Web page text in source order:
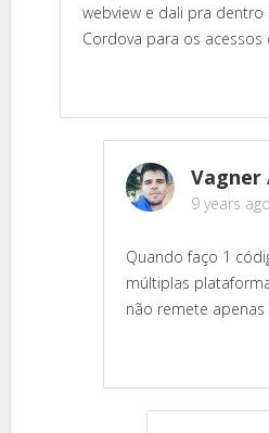
webview e dali pra
Cordova para os acessos
Vagner
9 years ago
Quando faço 1
múltiplas
não remete apenas